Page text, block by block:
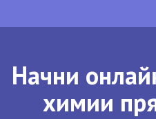
Начни
химии